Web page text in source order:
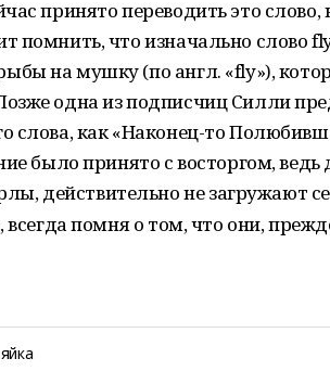
принято переводить это
помнить, что изначально слово
на мушку (по англ. «fly»),
одна из подписчиц Силли
слова, как «Наконец-то
было принято с восторгом, ведь
действительно не загружают
всегда помня о том, что они,